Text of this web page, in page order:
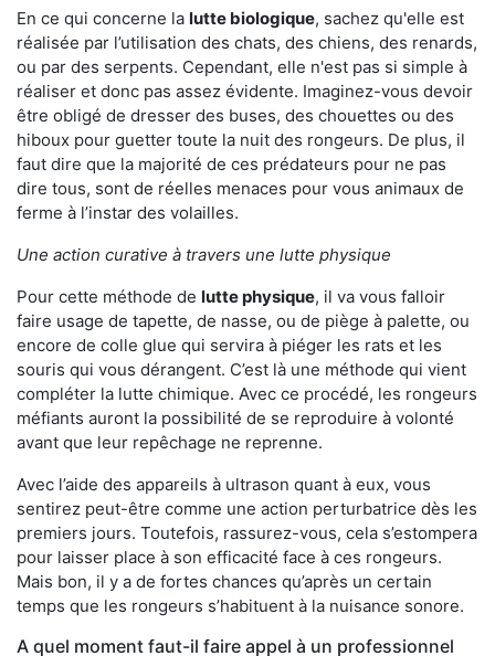
En ce qui concerne la lutte biologique, sachez qu'elle est
réalisée par l’utilisation des chats, des chiens, des renards,
ou par des serpents. Cependant, elle n'est pas si simple à
réaliser et donc pas assez évidente. Imaginez-vous devoir
être obligé de dresser des buses, des chouettes ou des
hiboux pour guetter toute la nuit des rongeurs. De plus, il
faut dire que la majorité de ces prédateurs pour ne pas
dire tous, sont de réelles menaces pour vous animaux de
ferme à l’instar des volailles.
Une action curative à travers une lutte physique
Pour cette méthode de lutte physique, il va vous falloir
faire usage de tapette, de nasse, ou de piège à palette, ou
encore de colle glue qui servira à piéger les rats et les
souris qui vous dérangent. C’est là une méthode qui vient
compléter la lutte chimique. Avec ce procédé, les rongeurs
méfiants auront la possibilité de se reproduire à volonté
avant que leur repêchage ne reprenne.
Avec l’aide des appareils à ultrason quant à eux, vous
sentirez peut-être comme une action perturbatrice dès les
premiers jours. Toutefois, rassurez-vous, cela s’estompera
pour laisser place à son efficacité face à ces rongeurs.
Mais bon, il y a de fortes chances qu’après un certain
temps que les rongeurs s’habituent à la nuisance sonore.
A quel moment faut-il faire appel à un professionnel